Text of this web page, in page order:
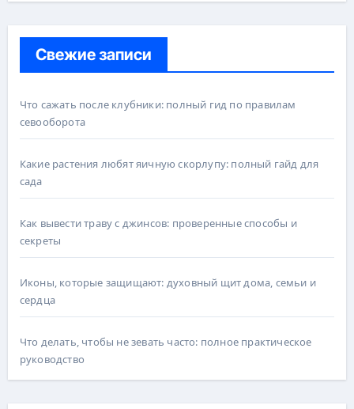
Свежие записи
Что сажать после клубники: полный гид по правилам
севооборота
Какие растения любят яичную скорлупу: полный гайд для
сада
Как вывести траву с джинсов: проверенные способы и
секреты
Иконы, которые защищают: духовный щит дома, семьи и
сердца
Что делать, чтобы не зевать часто: полное практическое
руководство